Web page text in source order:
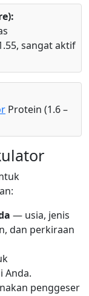
sangat aktif
Protein (1.6 –
— usia, jenis
dan perkiraan
Anda.
penggeser